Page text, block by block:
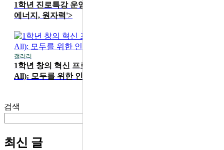
1학년 진로특강 운영 <카이스트 성지현 교수 'AI 시대의
에너지, 원자력'>
갤러리
1학년 창의 혁신 프로그램 'HS4A(Human Security for
All): 모두를 위한 인간 안보' 메이커 워크숍
검색
최신 글